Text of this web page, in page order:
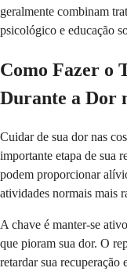
geralmente combinam
psicológico e educação
Como Fazer o
Durante a Dor
Cuidar de sua dor nas
importante etapa de sua
podem proporcionar
atividades normais mais
A chave é manter-se
que pioram sua dor. O
retardar sua recuperação